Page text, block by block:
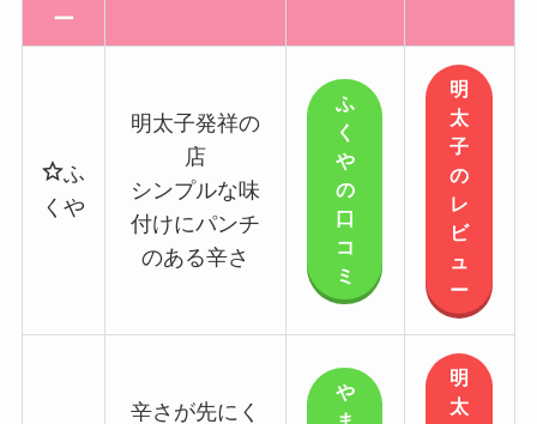
ー
ふ
くや
明太子発祥の
店
シンプルな味
付けにパンチ
のある辛さ
ふ
く
や
の
口
コ
ミ
明
太
子
の
レ
ビ
ュ
ー
辛さが先にく
や
明
太